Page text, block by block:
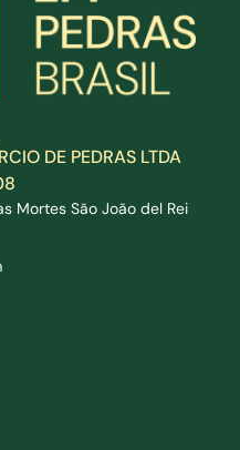
DE PEDRAS LTDA
Mortes São João del Rei